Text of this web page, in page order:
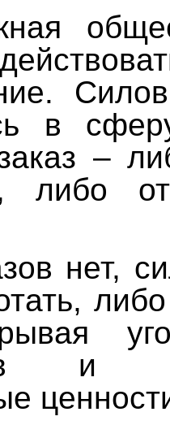
в
–
либо
нет,
и